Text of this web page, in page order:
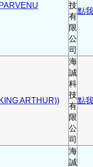
技
有
限
公
司
點
ARTHUR))
海
誠
科
技
有
限
公
司
點
海
誠